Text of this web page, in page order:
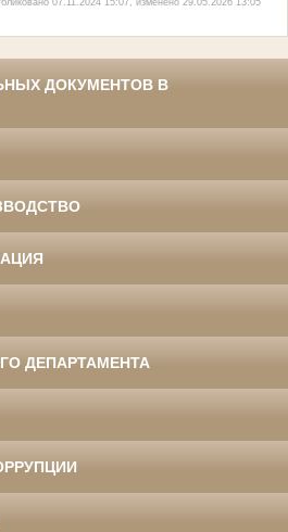
ДОКУМЕНТОВ В
ДЕПАРТАМЕНТА